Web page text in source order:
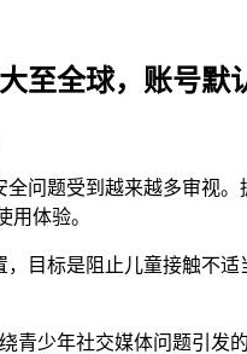
至全球，账号默
问题受到越来越多审视。
体验。
目标是阻止儿童接触不
青少年社交媒体问题引发